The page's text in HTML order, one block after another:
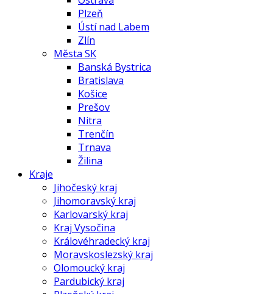
Plzeň
Ústí nad Labem
Zlín
Města SK
Banská Bystrica
Bratislava
Košice
Prešov
Nitra
Trenčín
Trnava
Žilina
Kraje
Jihočeský kraj
Jihomoravský kraj
Karlovarský kraj
Kraj Vysočina
Královéhradecký kraj
Moravskoslezský kraj
Olomoucký kraj
Pardubický kraj